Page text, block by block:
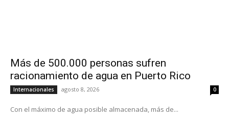
Más de 500.000 personas sufren
racionamiento de agua en Puerto Rico
Internacionales agosto 8, 2026 0
Con el máximo de agua posible almacenada, más de...